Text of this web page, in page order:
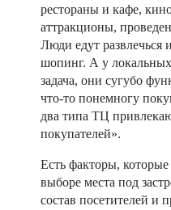
рестораны и кафе,
аттракционы,
Люди едут развлечься
шопинг. А у
задача, они сугубо
что-то понемногу
два типа ТЦ
покупателей».
Есть факторы,
выборе места под
состав посетителей и